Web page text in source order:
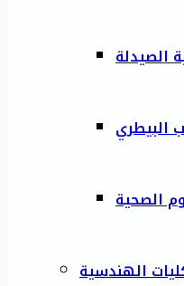
الصيدلة
البيطري
الصحية
الهندسية